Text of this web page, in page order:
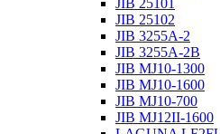
JIB 25101
JIB 25102
JIB 3255A-2
JIB 3255A-2B
JIB MJ10-1300
JIB MJ10-1600
JIB MJ10-700
JIB MJ12II-1600